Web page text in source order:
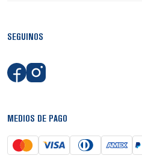
SEGUINOS
MEDIOS DE PAGO